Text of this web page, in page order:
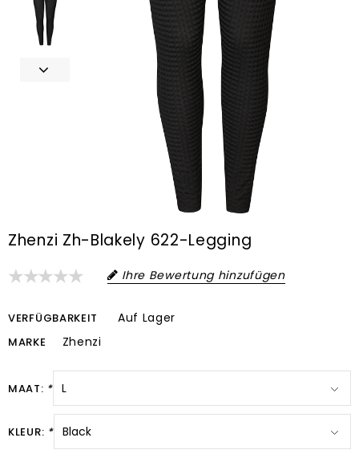
Zhenzi Zh-Blakely 622-Legging
Ihre Bewertung hinzufügen
VERFÜGBARKEIT Auf Lager
MARKE Zhenzi
MAAT: *
KLEUR: *